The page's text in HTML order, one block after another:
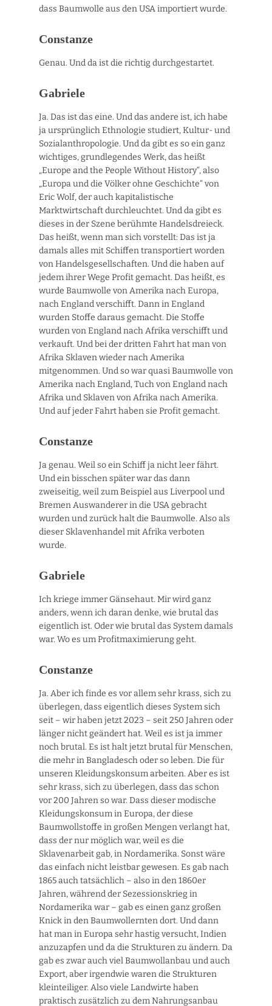
dass Baumwolle aus den USA importiert wurde.
Constanze
Genau. Und da ist die richtig durchgestartet.
Gabriele
Ja. Das ist das eine. Und das andere ist, ich habe
ja ursprünglich Ethnologie studiert, Kultur- und
Sozialanthropologie. Und da gibt es so ein ganz
wichtiges, grundlegendes Werk, das heißt
„Europe and the People Without History“, also
„Europa und die Völker ohne Geschichte“ von
Eric Wolf, der auch kapitalistische
Marktwirtschaft durchleuchtet. Und da gibt es
dieses in der Szene berühmte Handelsdreieck.
Das heißt, wenn man sich vorstellt: Das ist ja
damals alles mit Schiffen transportiert worden
von Handelsgesellschaften. Und die haben auf
jedem ihrer Wege Profit gemacht. Das heißt, es
wurde Baumwolle von Amerika nach Europa,
nach England verschifft. Dann in England
wurden Stoffe daraus gemacht. Die Stoffe
wurden von England nach Afrika verschifft und
verkauft. Und bei der dritten Fahrt hat man von
Afrika Sklaven wieder nach Amerika
mitgenommen. Und so war quasi Baumwolle von
Amerika nach England, Tuch von England nach
Afrika und Sklaven von Afrika nach Amerika.
Und auf jeder Fahrt haben sie Profit gemacht.
Constanze
Ja genau. Weil so ein Schiff ja nicht leer fährt.
Und ein bisschen später war das dann
zweiseitig, weil zum Beispiel aus Liverpool und
Bremen Auswanderer in die USA gebracht
wurden und zurück halt die Baumwolle. Also als
dieser Sklavenhandel mit Afrika verboten
wurde.
Gabriele
Ich kriege immer Gänsehaut. Mir wird ganz
anders, wenn ich daran denke, wie brutal das
eigentlich ist. Oder wie brutal das System damals
war. Wo es um Profitmaximierung geht.
Constanze
Ja. Aber ich finde es vor allem sehr krass, sich zu
überlegen, dass eigentlich dieses System sich
seit – wir haben jetzt 2023 – seit 250 Jahren oder
länger nicht geändert hat. Weil es ist ja immer
noch brutal. Es ist halt jetzt brutal für Menschen,
die mehr in Bangladesch oder so leben. Die für
unseren Kleidungskonsum arbeiten. Aber es ist
sehr krass, sich zu überlegen, dass das schon
vor 200 Jahren so war. Dass dieser modische
Kleidungskonsum in Europa, der diese
Baumwollstoffe in großen Mengen verlangt hat,
dass der nur möglich war, weil es die
Sklavenarbeit gab, in Nordamerika. Sonst wäre
das einfach nicht leistbar gewesen. Es gab nach
1865 auch tatsächlich – also in den 1860er
Jahren, während der Sezessionskrieg in
Nordamerika war – gab es einen ganz großen
Knick in den Baumwollernten dort. Und dann
hat man in Europa sehr hastig versucht, Indien
anzuzapfen und da die Strukturen zu ändern. Da
gab es zwar auch viel Baumwollanbau und auch
Export, aber irgendwie waren die Strukturen
kleinteiliger. Also viele Landwirte haben
praktisch zusätzlich zu dem Nahrungsanbau